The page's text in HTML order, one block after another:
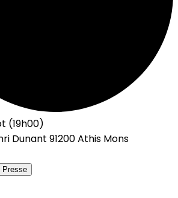
(19h00)
Dunant 91200 Athis Mons
Presse